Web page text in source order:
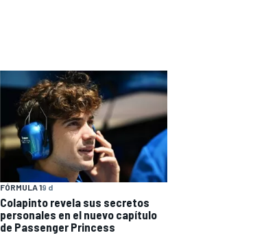
FÓRMULA 19 d
Colapinto revela sus secretos
personales en el nuevo capítulo
de Passenger Princess